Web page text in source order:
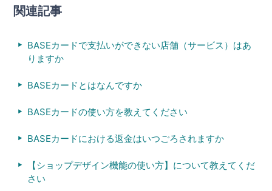
関連記事
BASEカードで支払いができない店舗（サービス）はあ
りますか
BASEカードとはなんですか
BASEカードの使い方を教えてください
BASEカードにおける返金はいつごろされますか
【ショップデザイン機能の使い方】について教えてくだ
さい